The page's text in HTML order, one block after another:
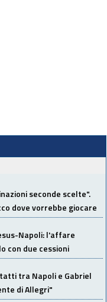
seconde scelte".
dove vorrebbe giocare
Napoli: l'affare
con due cessioni
tra Napoli e Gabriel
di Allegri"